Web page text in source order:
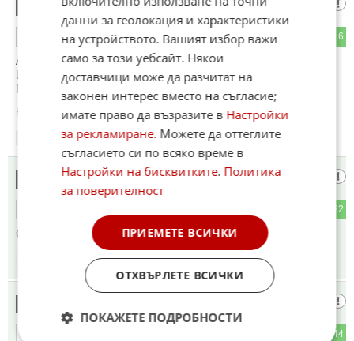
русия е васал на Китай
6
ОТГОВОР
Ако искат да постигнат нещо в РФ, трябва да разговарят с
Император Си !
Путлер е само инструмент и пионка в неговите ръце.
Коментиран от#15
16.05.2025
Я пък тоя
32
Смешници. Зеленски ги е заразил.
16.05.2025
44
данни за геолокация и характеристики
на устройството. Вашият избор важи
само за този уебсайт. Някои
доставчици може да разчитат на
законен интерес вместо на съгласие;
имате право да възразите в Настройки
за рекламиране. Можете да оттеглите
съгласието си по всяко време в
Настройки на бисквитките. Политика
за поверителност
ПРИЕМЕТЕ ВСИЧКИ
ОТХВЪРЛЕТЕ ВСИЧКИ
ПОКАЖЕТЕ ПОДРОБНОСТИ